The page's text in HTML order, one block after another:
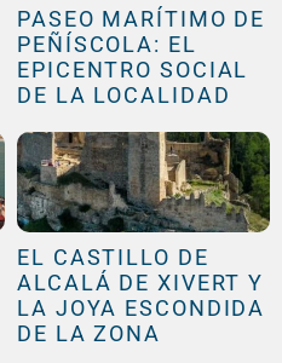
PASEO MARÍTIMO DE
PEÑÍSCOLA: EL
EPICENTRO SOCIAL
DE LA LOCALIDAD
EL CASTILLO DE
ALCALÁ DE XIVERT Y
LA JOYA ESCONDIDA
DE LA ZONA